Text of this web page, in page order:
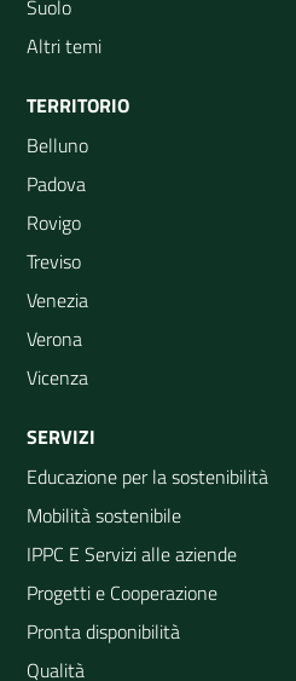
Suolo
Altri temi
TERRITORIO
Belluno
Padova
Rovigo
Treviso
Venezia
Verona
Vicenza
SERVIZI
Educazione per la sostenibilità
Mobilità sostenibile
IPPC E Servizi alle aziende
Progetti e Cooperazione
Pronta disponibilità
Qualità